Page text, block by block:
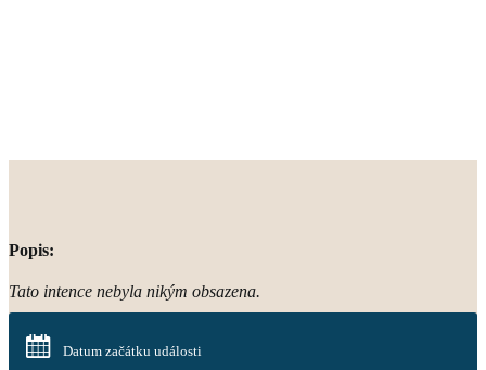
Popis:
Tato intence nebyla nikým obsazena.
Datum začátku události